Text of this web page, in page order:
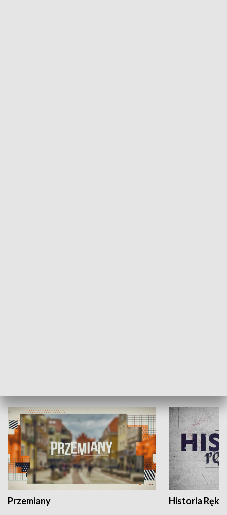
Przemiany Historia Ręką